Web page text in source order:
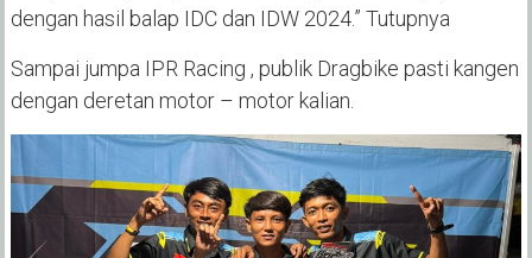
dengan hasil balap IDC dan IDW 2024.” Tutupnya
Sampai jumpa IPR Racing , publik Dragbike pasti kangen
dengan deretan motor – motor kalian.